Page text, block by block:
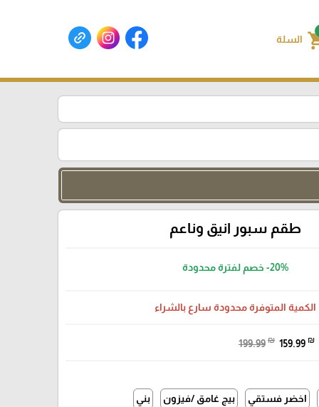
السلة
طقم سبور انيق وناعم
-20% خصم لفترة محدودة
الكمية المتوفرة محدودة سارع بالشراء
199.99 ₪ 159.99 ₪
اخضر فستقي بيج غامق /فيزون بني